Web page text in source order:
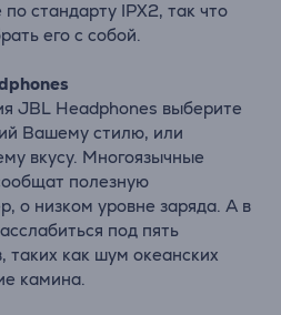
по стандарту IPX2, так что
его с собой.
JBL Headphones выберите
Вашему стилю, или
вкусу. Многоязычные
полезную
о низком уровне заряда. А в
под пять
таких как шум океанских
камина.